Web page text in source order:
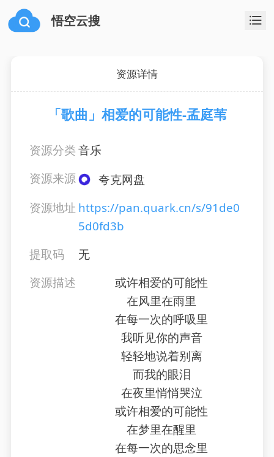
悟空云搜
资源详情
「歌曲」相爱的可能性-孟庭苇
资源分类音乐
资源来源
夸克网盘
资源地址 https://pan.quark.cn/s/91de0
5d0fd3b
提取码
无
资源描述
或许相爱的可能性
在风里在雨里
在每一次的呼吸里
我听见你的声音
轻轻地说着别离
而我的眼泪
在夜里悄悄哭泣
或许相爱的可能性
在梦里在醒里
在每一次的思念里